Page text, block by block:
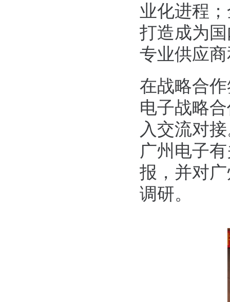
业化进程
打造成为
专业供应
在战略合
电子战略
入交流对
广州电子
报，并对
调研。